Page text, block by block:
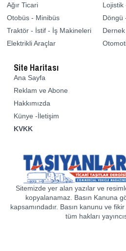
Ağır Ticari
Otobüs - Minibüs
Traktör - İstif - İş Makineleri
Elektrikli Araçlar
Lojistik
Döngü
Site Haritası
Ana Sayfa
Reklam ve Abone
Hakkımızda
Künye -İletişim
KVKK
Sitemizde yer alan yazılar ve
kopyalanamaz. Basın Kanuna
kapsamındadır. Basın kanunu ve
tüm hakları